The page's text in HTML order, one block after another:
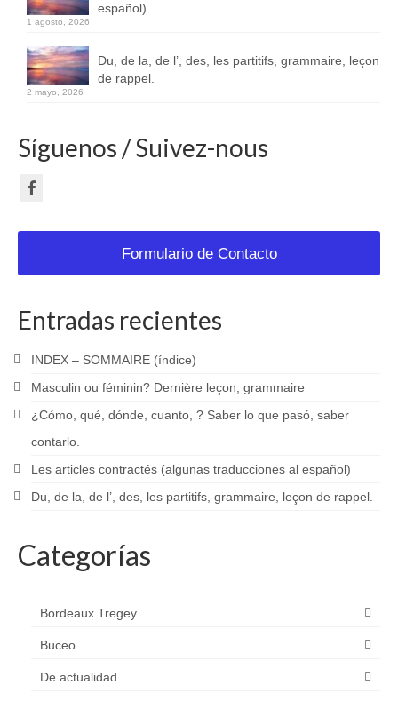
español)
1 agosto, 2026
Du, de la, de l’, des, les partitifs, grammaire, leçon
de rappel.
2 mayo, 2026
Síguenos / Suivez-nous
Formulario de Contacto
Entradas recientes
INDEX – SOMMAIRE (índice)
Masculin ou féminin? Dernière leçon, grammaire
¿Cómo, qué, dónde, cuanto, ? Saber lo que pasó, saber
contarlo.
Les articles contractés (algunas traducciones al español)
Du, de la, de l’, des, les partitifs, grammaire, leçon de rappel.
Categorías
Bordeaux Tregey
Buceo
De actualidad